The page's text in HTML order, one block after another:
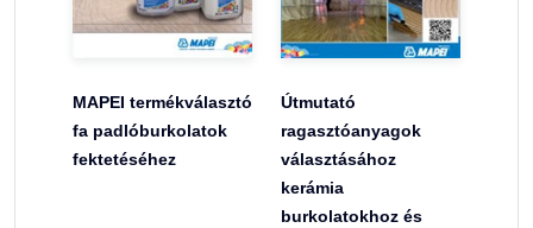
MAPEI termékválasztó
fa padlóburkolatok
fektetéséhez
Útmutató
ragasztóanyagok
választásához
kerámia
burkolatokhoz és